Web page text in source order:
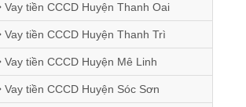
Vay tiền CCCD Huyện Thanh Oai
Vay tiền CCCD Huyện Thanh Trì
Vay tiền CCCD Huyện Mê Linh
Vay tiền CCCD Huyện Sóc Sơn